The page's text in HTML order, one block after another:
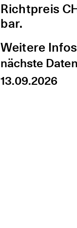
Richtpreis
bar.
Weitere
nächste
13.09.2026